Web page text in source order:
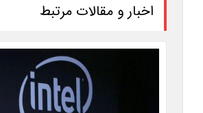
اخبار و مقالات مرتبط